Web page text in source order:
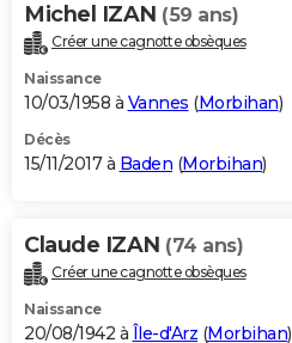
Michel IZAN (59 ans)
Créer une cagnotte obsèques
Naissance
10/03/1958 à Vannes (Morbihan)
Décès
15/11/2017 à Baden (Morbihan)
Claude IZAN (74 ans)
Créer une cagnotte obsèques
Naissance
20/08/1942 à Île-d'Arz (Morbihan)